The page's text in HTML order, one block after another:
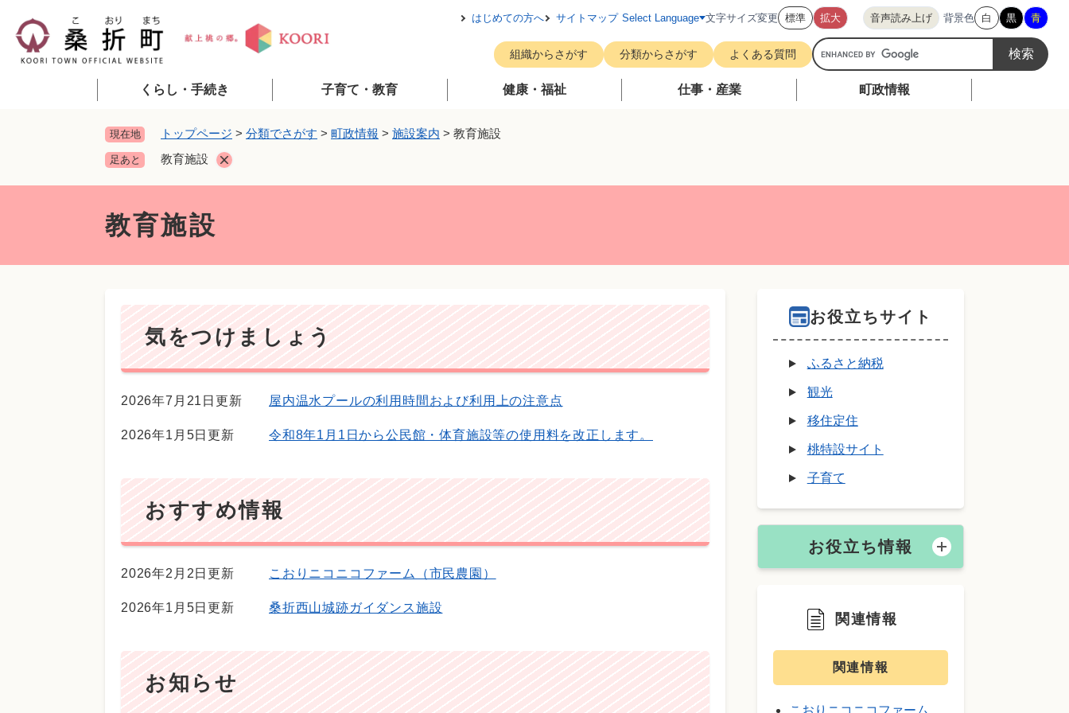
メニューを飛ばして本文へ
はじめての方へ サイトマップ Select Language 文字サイズ変更 標準 拡大 音声読み上げ 背景色 白 黒 青
組織からさがす 分類からさがす よくある質問
G
o
くらし・手続き 子育て・教育 健康・福祉 仕事・産業 町政情報
現在地 トップページ > 分類でさがす > 町政情報 > 施設案内 > 教育施設
足あと 教育施設
教育施設
気をつけましょう
2026年7月21日更新 屋内温水プールの利用時間および利用上の注意点
2026年1月5日更新 令和8年1月1日から公民館・体育施設等の使用料を改正します。
おすすめ情報
2026年2月2日更新 こおりニコニコファーム（市民農園）
2026年1月5日更新 桑折西山城跡ガイダンス施設
お知らせ
お役立ちサイト
ふるさと納税
観光
移住定住
桃特設サイト
子育て
お役立ち情報
関連情報
関連情報
こおりニコニコファーム